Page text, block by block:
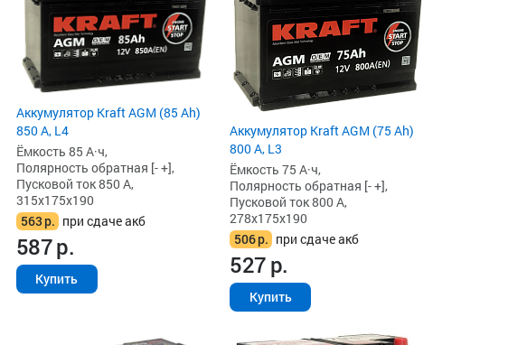
Аккумулятор Kraft AGM (85 Ah)
850 А, L4
Ёмкость 85 А·ч,
Полярность обратная [- +],
Пусковой ток 850 А,
315x175x190
563р. при сдаче акб
587р.
Купить
Аккумулятор Kraft AGM (75 Ah)
800 А, L3
Ёмкость 75 А·ч,
Полярность обратная [- +],
Пусковой ток 800 А,
278x175x190
506р. при сдаче акб
527р.
Купить